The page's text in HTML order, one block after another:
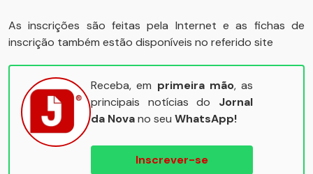
As inscrições são feitas pela Internet e as fichas de
inscrição também estão disponíveis no referido site
Receba, em primeira mão, as
principais notícias do Jornal
da Novano seu WhatsApp!
Inscrever-se